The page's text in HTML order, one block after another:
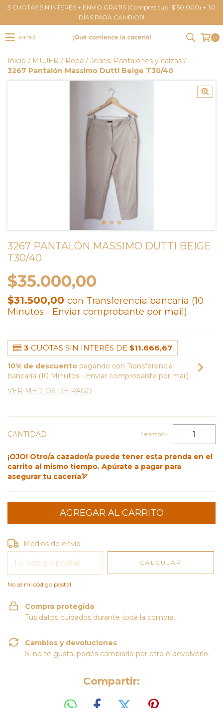
3 CUOTAS SIN INTERÉS + ENVÍO GRATIS (Compras sup. $150.000) + 30
DÍAS PARA CAMBIOS!
MENÚ 0
Inicio / MUJER / Ropa / Jeans, Pantalones y calzas /
3267 Pantalón Massimo Dutti Beige T30/40
3267 PANTALÓN MASSIMO DUTTI BEIGE
T30/40
$35.000,00
$31.500,00 con Transferencia bancaria (10
Minutos - Enviar comprobante por mail)
3 CUOTAS SIN INTERÉS DE $11.666,67
10% de descuento pagando con Transferencia
bancaria (10 Minutos - Enviar comprobante por mail)
VER MEDIOS DE PAGO
CANTIDAD 1 en stock
¡OJO! Otro/a cazador/a puede tener esta prenda en el
carrito al mismo tiempo. Apúrate a pagar para
asegurar tu cacería🏹
Entregas para el CP:
Medios de envío
CALCULAR
No sé mi código postal
Compra protegida
Tus datos cuidados durante toda la compra.
Cambios y devoluciones
Si no te gusta, podés cambiarlo por otro o devolverlo.
Compartir: